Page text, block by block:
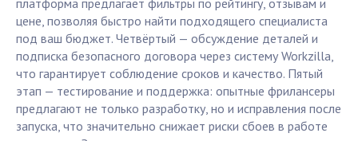
платформа предлагает фильтры по рейтингу, отзывам и
цене, позволяя быстро найти подходящего специалиста
под ваш бюджет. Четвёртый — обсуждение деталей и
подписка безопасного договора через систему Workzilla,
что гарантирует соблюдение сроков и качество. Пятый
этап — тестирование и поддержка: опытные фрилансеры
предлагают не только разработку, но и исправления после
запуска, что значительно снижает риски сбоев в работе